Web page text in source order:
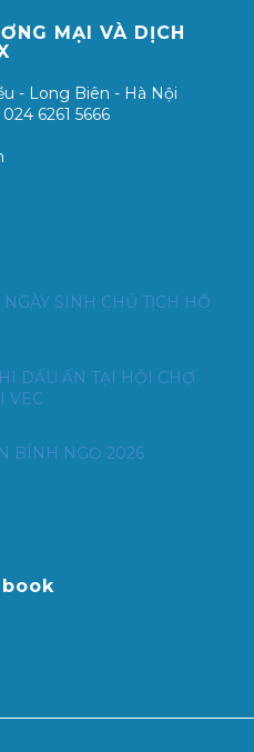
MẠI VÀ DỊCH
- Long Biên - Hà Nội
6261 5666
SINH CHỦ TỊCH HỒ
DẤU ẤN TẠI HỘI CHỢ
VEC
BÍNH NGỌ 2026